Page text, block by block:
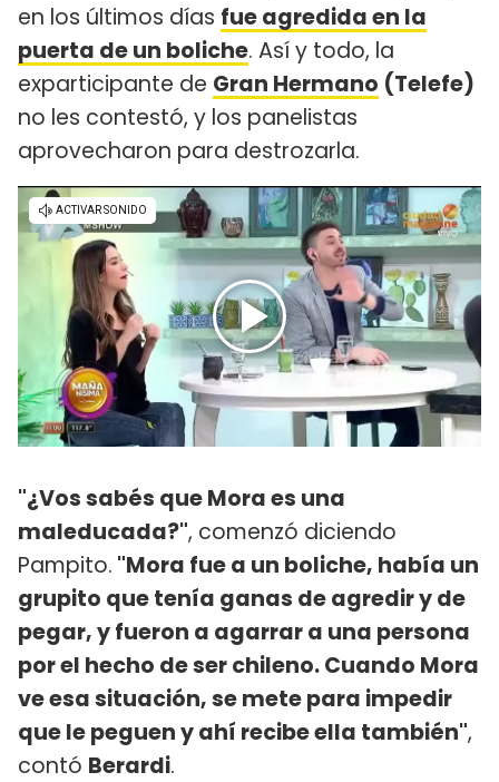
en los últimos días fue agredida en la
puerta de un boliche. Así y todo, la
exparticipante de Gran Hermano (Telefe)
no les contestó, y los panelistas
aprovecharon para destrozarla.
"¿Vos sabés que Mora es una
maleducada?", comenzó diciendo
Pampito. "Mora fue a un boliche, había un
grupito que tenía ganas de agredir y de
pegar, y fueron a agarrar a una persona
por el hecho de ser chileno. Cuando Mora
ve esa situación, se mete para impedir
que le peguen y ahí recibe ella también",
contó Berardi.